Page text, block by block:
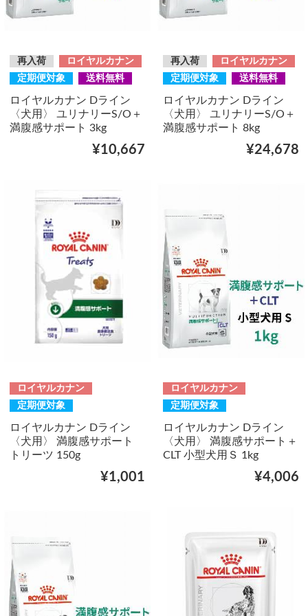
再入荷
ロイヤルカナン
定期便対象
送料無料
ロイヤルカナン Dライン
〈犬用〉 ユリナリーS/O＋
満腹感サポート 3kg
¥10,667
再入荷
ロイヤルカナン
定期便対象
送料無料
ロイヤルカナン Dライン
〈犬用〉 ユリナリーS/O＋
満腹感サポート 8kg
¥24,678
ロイヤルカナン
定期便対象
ロイヤルカナン Dライン
〈犬用〉 満腹感サポート
トリーツ 150g
¥1,001
ロイヤルカナン
定期便対象
ロイヤルカナン Dライン
〈犬用〉 満腹感サポート＋
CLT 小型犬用Ｓ 1kg
¥4,006